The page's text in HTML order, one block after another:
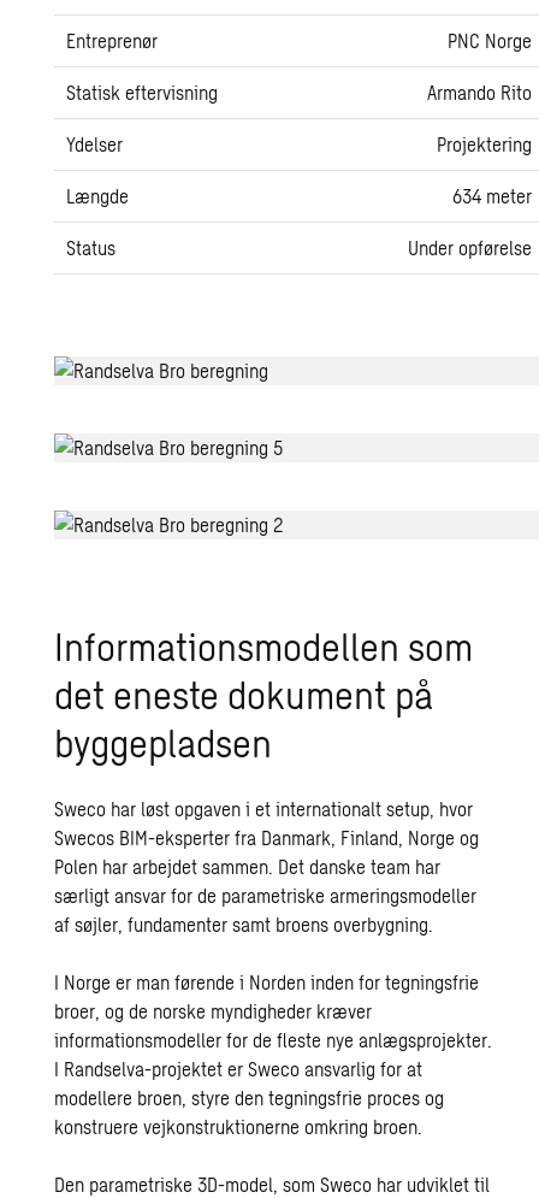
Entreprenør PNC Norge
Statisk eftervisning Armando Rito
Ydelser Projektering
Længde 634 meter
Status Under opførelse
Informationsmodellen som
det eneste dokument på
byggepladsen
Sweco har løst opgaven i et internationalt setup, hvor
Swecos BIM-eksperter fra Danmark, Finland, Norge og
Polen har arbejdet sammen. Det danske team har
særligt ansvar for de parametriske armeringsmodeller
af søjler, fundamenter samt broens overbygning.
I Norge er man førende i Norden inden for tegningsfrie
broer, og de norske myndigheder kræver
informationsmodeller for de fleste nye anlægsprojekter.
I Randselva-projektet er Sweco ansvarlig for at
modellere broen, styre den tegningsfrie proces og
konstruere vejkonstruktionerne omkring broen.
Den parametriske 3D-model, som Sweco har udviklet til